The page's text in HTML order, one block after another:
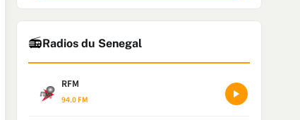
📻Radios du Senegal
RFM
94.0 FM